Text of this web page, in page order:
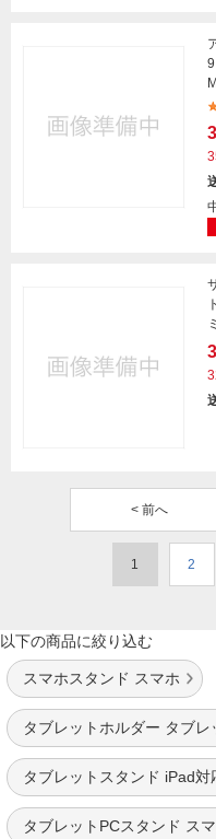
< 前へ
1 2
以下の商品に絞り込む
スマホスタンド スマホ
タブレットホルダー タブレ
タブレットスタンド iPad対
タブレットPCスタンド ス